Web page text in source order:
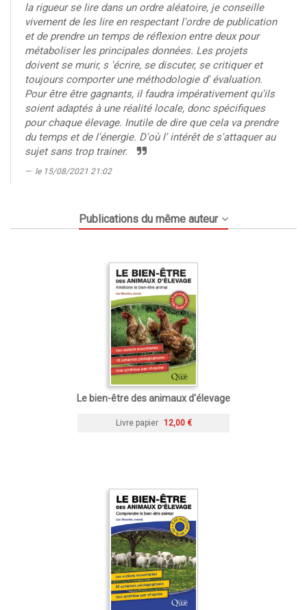
la rigueur se lire dans un ordre aléatoire, je conseille
vivement de les lire en respectant l'ordre de publication
et de prendre un temps de réflexion entre deux pour
métaboliser les principales données. Les projets
doivent se murir, s 'écrire, se discuter, se critiquer et
toujours comporter une méthodologie d' évaluation.
Pour être être gagnants, il faudra impérativement qu'ils
soient adaptés à une réalité locale, donc spécifiques
pour chaque élevage. Inutile de dire que cela va prendre
du temps et de l'énergie. D'où l' intérêt de s'attaquer au
sujet sans trop trainer.
le 15/08/2021 21:02
Publications du même auteur
Le bien-être des animaux d'élevage
Livre papier 12,00 €